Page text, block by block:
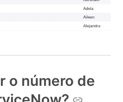
o número de